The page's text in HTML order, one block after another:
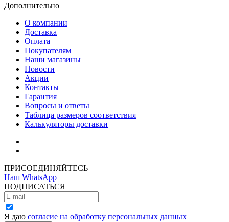
Дополнительно
О компании
Доставка
Оплата
Покупателям
Наши магазины
Новости
Акции
Контакты
Гарантия
Вопросы и ответы
Таблица размеров соответствия
Калькуляторы доставки
ПРИСОЕДИНЯЙТЕСЬ
Наш WhatsApp
ПОДПИСАТЬСЯ
Я даю согласие на обработку персональных данных